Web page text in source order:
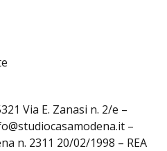
Via E. Zanasi n. 2/e –
–
n. 2311 20/02/1998 – REA